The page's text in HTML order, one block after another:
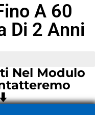
A 60
Di 2 Anni
Nel Modulo